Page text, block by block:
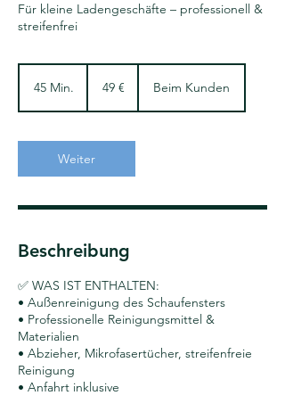
Für kleine Ladengeschäfte – professionell &
streifenfrei
45 Min.
i
n
49 € Beim Kunden
Weiter
Beschreibung
✅ WAS IST ENTHALTEN:
• Außenreinigung des Schaufensters
• Professionelle Reinigungsmittel &
Materialien
• Abzieher, Mikrofasertücher, streifenfreie
Reinigung
• Anfahrt inklusive